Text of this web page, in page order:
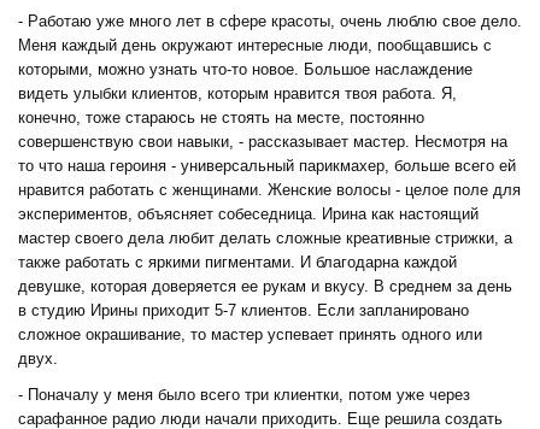
- Работаю уже много лет в сфере красоты, очень люблю свое дело.
Меня каждый день окружают интересные люди, пообщавшись с
которыми, можно узнать что-то новое. Большое наслаждение
видеть улыбки клиентов, которым нравится твоя работа. Я,
конечно, тоже стараюсь не стоять на месте, постоянно
совершенствую свои навыки, - рассказывает мастер. Несмотря на
то что наша героиня - универсальный парикмахер, больше всего ей
нравится работать с женщинами. Женские волосы - целое поле для
экспериментов, объясняет собеседница. Ирина как настоящий
мастер своего дела любит делать сложные креативные стрижки, а
также работать с яркими пигментами. И благодарна каждой
девушке, которая доверяется ее рукам и вкусу. В среднем за день
в студию Ирины приходит 5-7 клиентов. Если запланировано
сложное окрашивание, то мастер успевает принять одного или
двух.
- Поначалу у меня было всего три клиентки, потом уже через
сарафанное радио люди начали приходить. Еще решила создать